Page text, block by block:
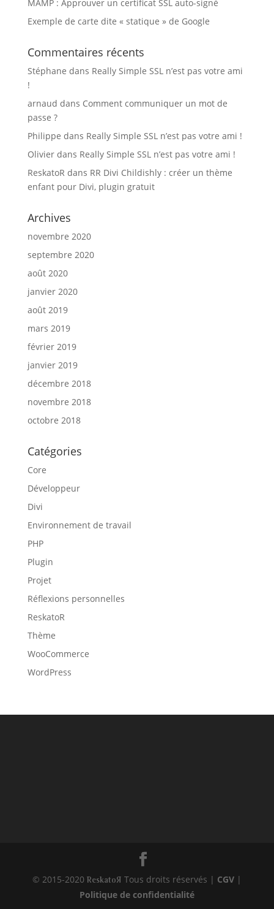
MAMP : Approuver un certificat SSL auto-signé
Exemple de carte dite « statique » de Google
Commentaires récents
Stéphane dans Really Simple SSL n’est pas votre ami
!
arnaud dans Comment communiquer un mot de
passe ?
Philippe dans Really Simple SSL n’est pas votre ami !
Olivierdans Really Simple SSL n’est pas votre ami !
ReskatoR dans RR Divi Childishly : créer un thème
enfant pour Divi, plugin gratuit
Archives
novembre 2020
septembre 2020
août 2020
janvier 2020
août 2019
mars 2019
février 2019
janvier 2019
décembre 2018
novembre 2018
octobre 2018
Catégories
Core
Développeur
Divi
Environnement de travail
PHP
Plugin
Projet
Réflexions personnelles
ReskatoR
Thème
WooCommerce
WordPress
© 2015-2020 Reskator Tous droits réservés | CGV|
Politique de confidentialité